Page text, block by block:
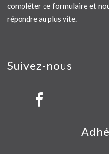
compléter ce formulaire et
répondre au plus vite.
Suivez-nous